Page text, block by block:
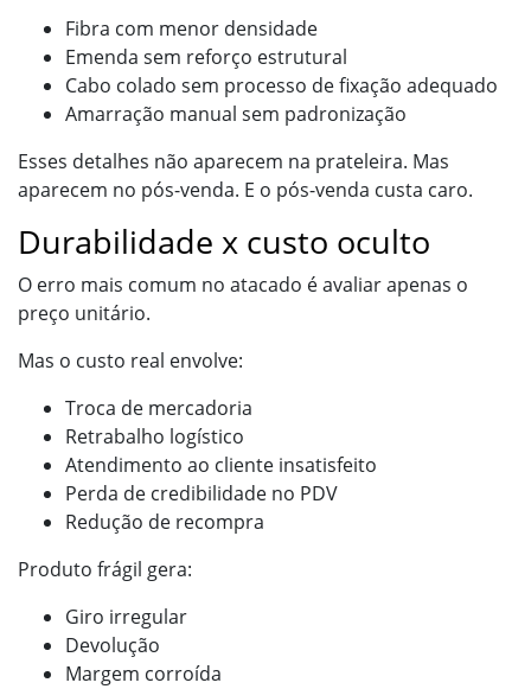
Fibra com menor densidade
Emenda sem reforço estrutural
Cabo colado sem processo de fixação adequado
Amarração manual sem padronização
Esses detalhes não aparecem na prateleira. Mas
aparecem no pós-venda. E o pós-venda custa caro.
Durabilidade x custo oculto
O erro mais comum no atacado é avaliar apenas o
preço unitário.
Mas o custo real envolve:
Troca de mercadoria
Retrabalho logístico
Atendimento ao cliente insatisfeito
Perda de credibilidade no PDV
Redução de recompra
Produto frágil gera:
Giro irregular
Devolução
Margem corroída